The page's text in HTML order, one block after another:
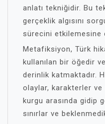
anlatı tekniğidir. Bu
gerçeklik algısını
sürecini etkilemesine
Metafiksiyon, Türk
kullanılan bir öğedir
derinlik katmaktadır.
olaylar, karakterler
kurgu arasında gidip
sınırlar ve